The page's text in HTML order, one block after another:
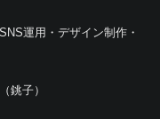
運用・デザイン制作・
銚子）